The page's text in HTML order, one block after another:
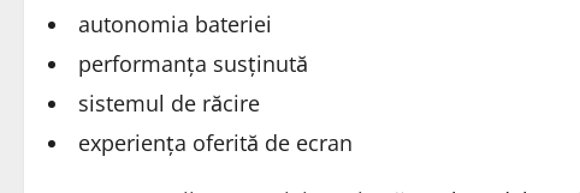
autonomia bateriei
performanța susținută
sistemul de răcire
experiența oferită de ecran